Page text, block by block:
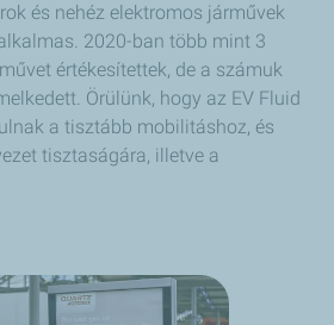
és nehéz elektromos járművek
2020-ban több mint 3
értékesítettek, de a számuk
Örülünk, hogy az EV Fluid
a tisztább mobilitáshoz, és
tisztaságára, illetve a